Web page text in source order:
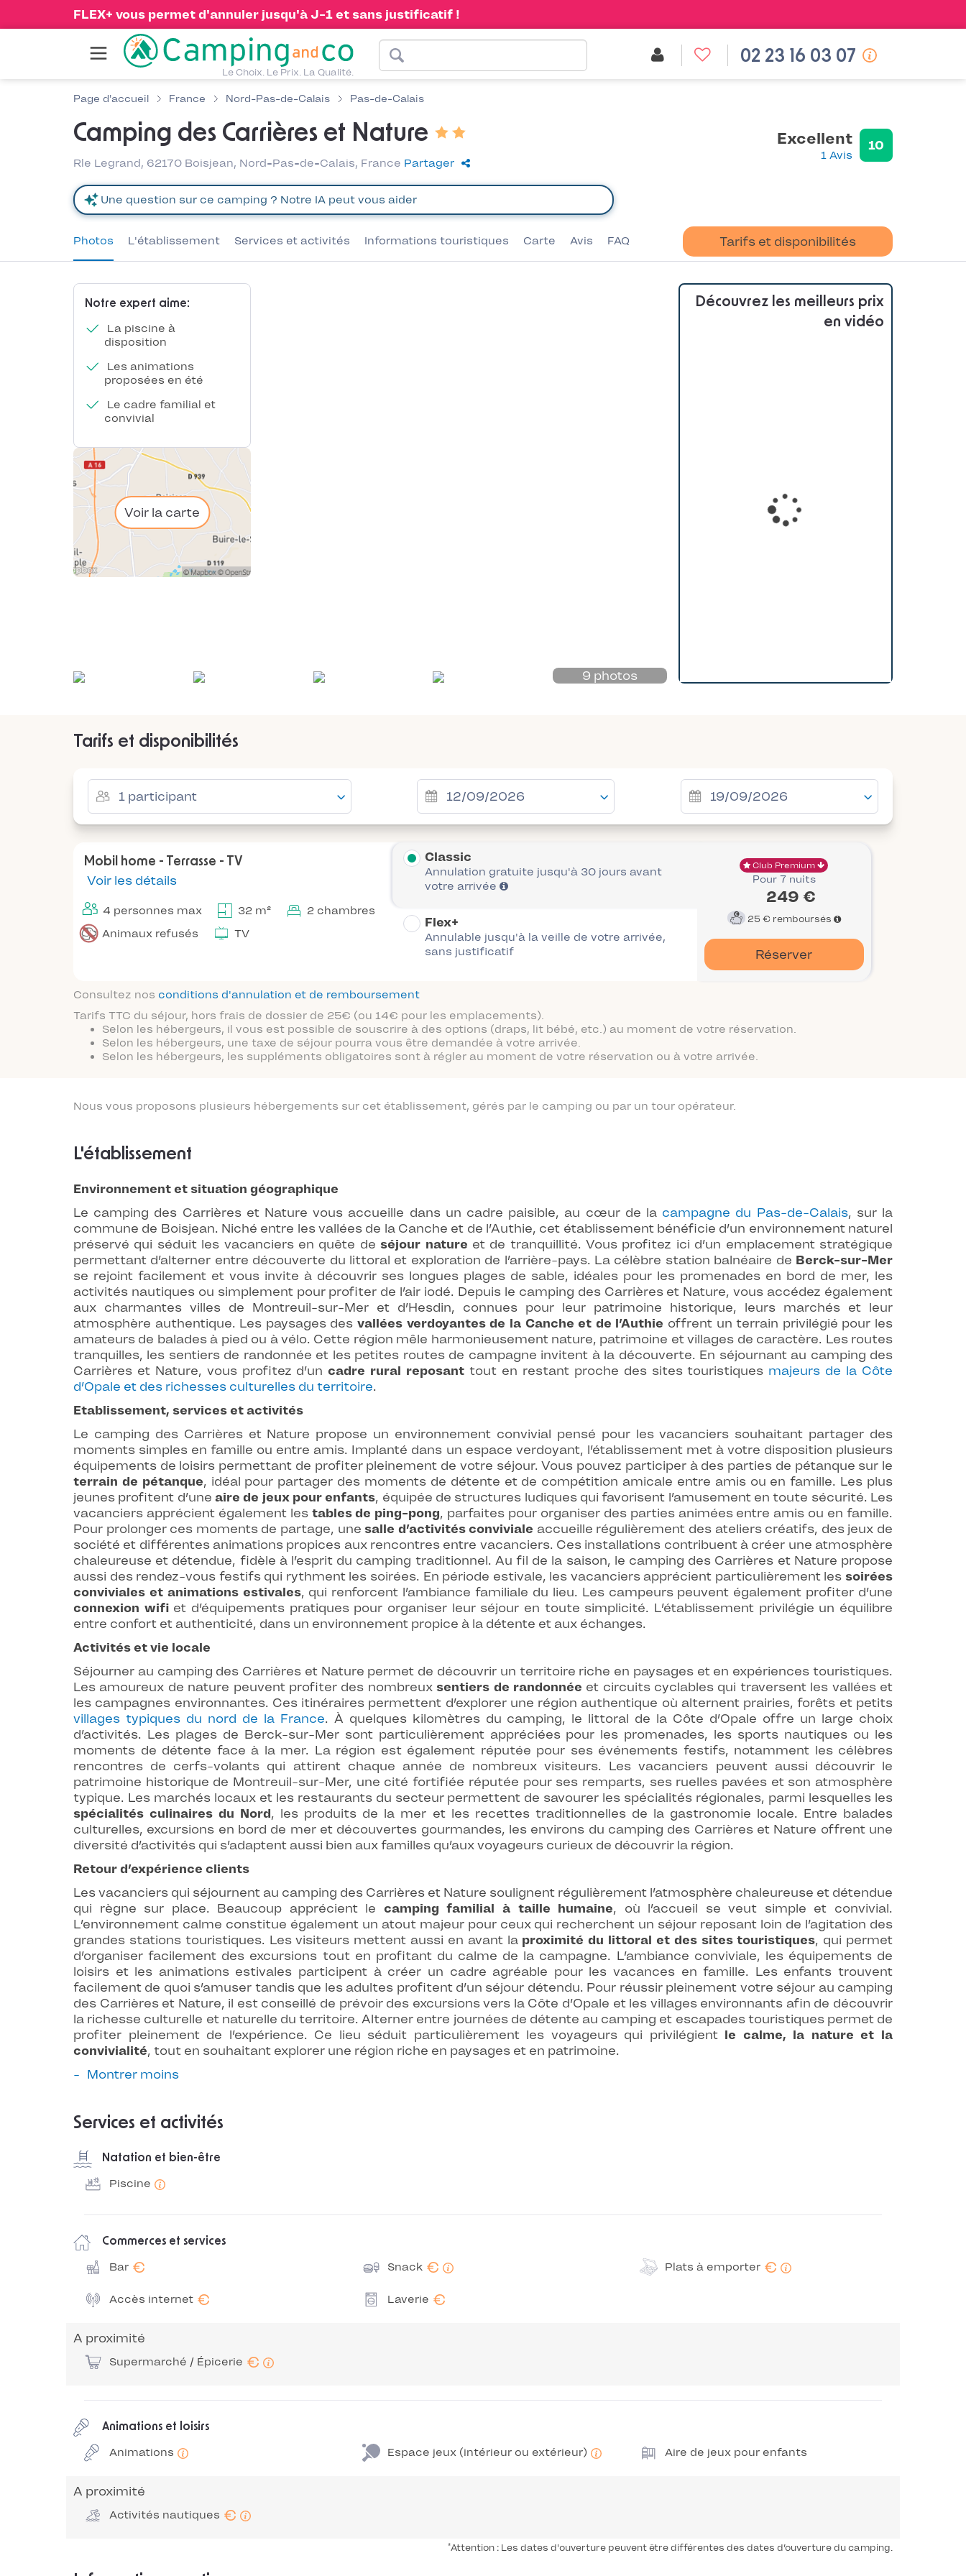
FLEX+ vous permet d'annuler jusqu'à J-1 et sans justificatif !
Le Choix. Le Prix. La Qualité.
02 23 16 03 07
Page d'accueil France Nord-Pas-de-Calais Pas-de-Calais
Camping des Carrières et Nature
Rle Legrand, 62170 Boisjean, Nord-Pas-de-Calais, France Partager
Excellent
1 Avis
10
Photos L'établissement Services et activités Informations touristiques Carte Avis FAQ Tarifs et disponibilités
Notre expert aime:
La piscine à
disposition
Les animations
proposées en été
Le cadre familial et
convivial
Voir la carte
9 photos
Découvrez les meilleurs prix
en vidéo
Tarifs et disponibilités
Mobil home - Terrasse - TV
Voir les détails
4 personnes max 32 m²
2 chambres
Animaux refusés
TV
Classic
Annulation gratuite jusqu'à 30 jours avant
votre arrivée
Flex+
Annulable jusqu'à la veille de votre arrivée,
sans justificatif
Club Premium
Pour 7 nuits
249 €
25 € remboursés
Réserver
Consultez nos conditions d'annulation et de remboursement
Tarifs TTC du séjour, hors frais de dossier de 25€ (ou 14€ pour les emplacements).
Selon les hébergeurs, il vous est possible de souscrire à des options (draps, lit bébé, etc.) au moment de votre réservation.
Selon les hébergeurs, une taxe de séjour pourra vous être demandée à votre arrivée.
Selon les hébergeurs, les suppléments obligatoires sont à régler au moment de votre réservation ou à votre arrivée.
Nous vous proposons plusieurs hébergements sur cet établissement, gérés par le camping ou par un tour opérateur.
L'établissement
Environnement et situation géographique
Le camping des Carrières et Nature vous accueille dans un cadre paisible, au cœur de la campagne du Pas-de-Calais, sur la
commune de Boisjean. Niché entre les vallées de la Canche et de l’Authie, cet établissement bénéficie d’un environnement naturel
préservé qui séduit les vacanciers en quête de séjour nature et de tranquillité. Vous profitez ici d’un emplacement stratégique
permettant d’alterner entre découverte du littoral et exploration de l’arrière-pays. La célèbre station balnéaire de Berck-sur-Mer
se rejoint facilement et vous invite à découvrir ses longues plages de sable, idéales pour les promenades en bord de mer, les
activités nautiques ou simplement pour profiter de l’air iodé. Depuis le camping des Carrières et Nature, vous accédez également
aux charmantes villes de Montreuil-sur-Mer et d’Hesdin, connues pour leur patrimoine historique, leurs marchés et leur
atmosphère authentique. Les paysages desvallées verdoyantes de la Canche et de l’Authie offrent un terrain privilégié pour les
amateurs de balades à pied ou à vélo. Cette région mêle harmonieusement nature, patrimoine et villages de caractère. Les routes
tranquilles, les sentiers de randonnée et les petites routes de campagne invitent à la découverte. En séjournant au camping des
Carrières et Nature, vous profitez d’uncadre rural reposant tout en restant proche des sites touristiques majeurs de la Côte
d’Opale et des richesses culturelles du territoire.
Etablissement, services et activités
Le camping des Carrières et Nature propose un environnement convivial pensé pour les vacanciers souhaitant partager des
moments simples en famille ou entre amis. Implanté dans un espace verdoyant, l’établissement met à votre disposition plusieurs
équipements de loisirs permettant de profiter pleinement de votre séjour. Vous pouvez participer à des parties de pétanque sur le
terrain de pétanque, idéal pour partager des moments de détente et de compétition amicale entre amis ou en famille. Les plus
jeunes profitent d’une aire de jeux pour enfants, équipée de structures ludiques qui favorisent l’amusement en toute sécurité. Les
vacanciers apprécient également les tables de ping-pong, parfaites pour organiser des parties animées entre amis ou en famille.
Pour prolonger ces moments de partage, une salle d’activités conviviale accueille régulièrement des ateliers créatifs, des jeux de
société et différentes animations propices aux rencontres entre vacanciers. Ces installations contribuent à créer une atmosphère
chaleureuse et détendue, fidèle à l’esprit du camping traditionnel. Au fil de la saison, le camping des Carrières et Nature propose
aussi des rendez-vous festifs qui rythment les soirées. En période estivale, les vacanciers apprécient particulièrement les soirées
conviviales et animations estivales, qui renforcent l’ambiance familiale du lieu. Les campeurs peuvent également profiter d’une
connexion wifiet d’équipements pratiques pour organiser leur séjour en toute simplicité. L’établissement privilégie un équilibre
entre confort et authenticité, dans un environnement propice à la détente et aux échanges.
Activités et vie locale
Séjourner au camping des Carrières et Nature permet de découvrir un territoire riche en paysages et en expériences touristiques.
Les amoureux de nature peuvent profiter des nombreux sentiers de randonnée et circuits cyclables qui traversent les vallées et
les campagnes environnantes. Ces itinéraires permettent d’explorer une région authentique où alternent prairies, forêts et petits
villages typiques du nord de la France. À quelques kilomètres du camping, le littoral de la Côte d’Opale offre un large choix
d’activités. Les plages de Berck-sur-Mer sont particulièrement appréciées pour les promenades, les sports nautiques ou les
moments de détente face à la mer. La région est également réputée pour ses événements festifs, notamment les célèbres
rencontres de cerfs-volants qui attirent chaque année de nombreux visiteurs. Les vacanciers peuvent aussi découvrir le
patrimoine historique de Montreuil-sur-Mer, une cité fortifiée réputée pour ses remparts, ses ruelles pavées et son atmosphère
typique. Les marchés locaux et les restaurants du secteur permettent de savourer les spécialités régionales, parmi lesquelles les
spécialités culinaires du Nord, les produits de la mer et les recettes traditionnelles de la gastronomie locale. Entre balades
culturelles, excursions en bord de mer et découvertes gourmandes, les environs du camping des Carrières et Nature offrent une
diversité d’activités qui s’adaptent aussi bien aux familles qu’aux voyageurs curieux de découvrir la région.
Retour d’expérience clients
Les vacanciers qui séjournent au camping des Carrières et Nature soulignent régulièrement l’atmosphère chaleureuse et détendue
qui règne sur place. Beaucoup apprécient le camping familial à taille humaine, où l’accueil se veut simple et convivial.
L’environnement calme constitue également un atout majeur pour ceux qui recherchent un séjour reposant loin de l’agitation des
grandes stations touristiques. Les visiteurs mettent aussi en avant la proximité du littoral et des sites touristiques, qui permet
d’organiser facilement des excursions tout en profitant du calme de la campagne. L’ambiance conviviale, les équipements de
loisirs et les animations estivales participent à créer un cadre agréable pour les vacances en famille. Les enfants trouvent
facilement de quoi s’amuser tandis que les adultes profitent d’un séjour détendu. Pour réussir pleinement votre séjour au camping
des Carrières et Nature, il est conseillé de prévoir des excursions vers la Côte d’Opale et les villages environnants afin de découvrir
la richesse culturelle et naturelle du territoire. Alterner entre journées de détente au camping et escapades touristiques permet de
profiter pleinement de l’expérience. Ce lieu séduit particulièrement les voyageurs qui privilégient le calme, la nature et la
convivialité, tout en souhaitant explorer une région riche en paysages et en patrimoine.
Montrer moins
Services et activités
Natation et bien-être
Piscine
Commerces et services
Bar € Snack € Plats à emporter €
Accès internet € Laverie €
A proximité
Supermarché / Épicerie €
Animations et loisirs
Animations Espace jeux (intérieur ou extérieur) Aire de jeux pour enfants
A proximité
Activités nautiques €
*Attention : Les dates d'ouverture peuvent être différentes des dates d’ouverture du camping.